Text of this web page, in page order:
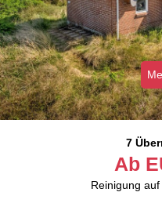
7
Ab
Reinigung